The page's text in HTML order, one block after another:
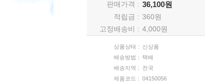
판매가격 : 36,100원
적립금 : 360원
고정배송비 : 4,000원
상품상태 :
신상품
배송방법 :
택배
배송지역 :
전국
제품코드 : 04150056